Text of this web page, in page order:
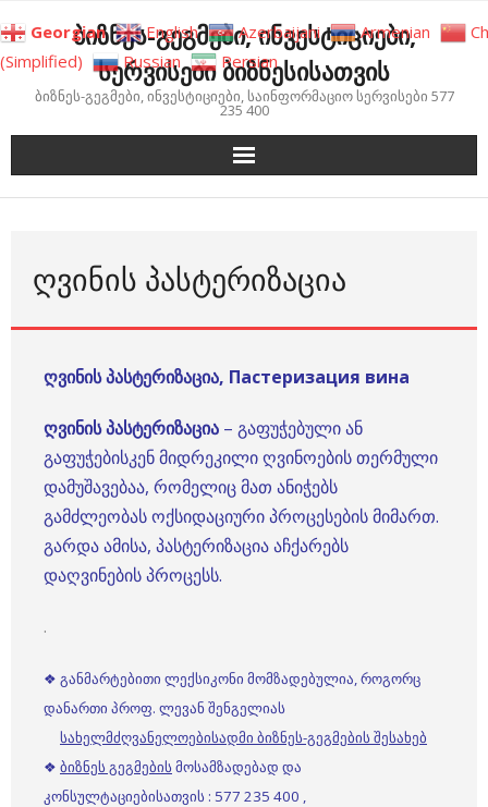
to
content
ბიზნეს-გეგმები, ინვესტიციები,
სერვისები ბიზნესისათვის
ბიზნეს-გეგმები, ინვესტიციები, საინფორმაციო სერვისები 577
235 400
ᲦᲕᲘᲜᲘᲡ ᲞᲐᲡᲢᲔᲠᲘᲖᲐᲪᲘᲐ
ღვინის პასტერიზაცია, Пастеризация вина
ღვინის პასტერიზაცია – გაფუჭებული ან
გაფუჭებისკენ მიდრეკილი ღვინოების თერმული
დამუშავებაა, რომელიც მათ ანიჭებს
გამძლეობას ოქსიდაციური პროცესების მიმართ.
გარდა ამისა, პასტერიზაცია აჩქარებს
დაღვინების პროცესს.
.
❖ განმარტებითი ლექსიკონი მომზადებულია, როგორც
დანართი პროფ. ლევან შენგელიას
სახელმძღვანელოებისადმი ბიზნეს-გეგმების შესახებ
❖ ბიზნეს გეგმების მოსამზადებად და
კონსულტაციებისათვის : 577 235 400 ,
Georgian English Azerbaijani Armenian
(Simplified)
Russian Persian